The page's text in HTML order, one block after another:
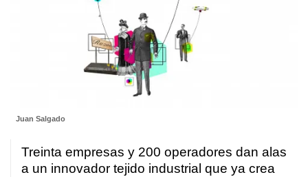
Juan Salgado
Treinta empresas y 200 operadores dan alas
a un innovador tejido industrial que ya crea